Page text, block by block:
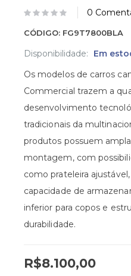
0
CÓDIGO: FG9T7800BLA
Disponibilidade:
Em
Os modelos de carros
Commercial trazem a
desenvolvimento
tradicionais da
produtos possuem
montagem, com
como prateleira
capacidade de
inferior para copos e
durabilidade.
R$8.100,00